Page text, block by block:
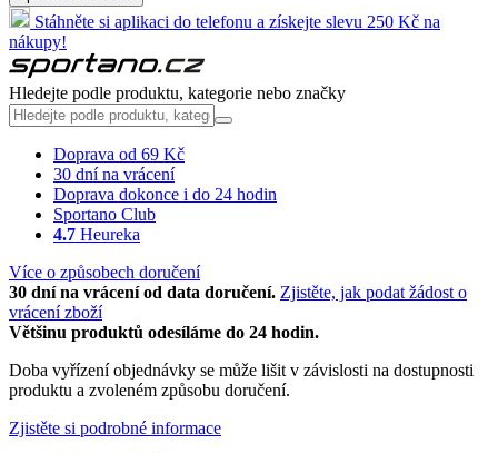
Stáhněte si aplikaci do telefonu a získejte slevu 250 Kč na
nákupy!
Hledejte podle produktu, kategorie nebo značky
Doprava od 69 Kč
30 dní na vrácení
Doprava dokonce i do 24 hodin
Sportano Club
4.7 Heureka
Více o způsobech doručení
30 dní na vrácení od data doručení. Zjistěte, jak podat žádost o
vrácení zboží
Většinu produktů odesíláme do 24 hodin.
Doba vyřízení objednávky se může lišit v závislosti na dostupnosti
produktu a zvoleném způsobu doručení.
Zjistěte si podrobné informace